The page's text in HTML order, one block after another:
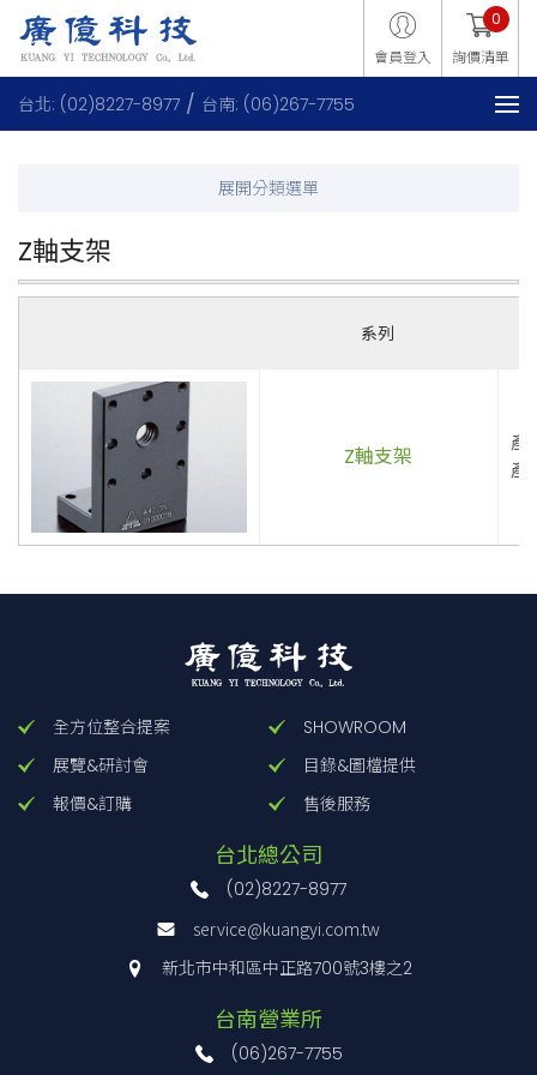
會員登入 詢價清單
0
台北: (02)8227-8977 台南: (06)267-7755
Z軸支架
系列
Z軸支架
產
產
全方位整合提案
SHOWROOM
展覽&研討會
目錄&圖檔提供
報價&訂購
售後服務
台北總公司
(02)8227-8977
service@kuangyi.com.tw
新北市中和區中正路700號3樓之2
台南營業所
(06)267-7755